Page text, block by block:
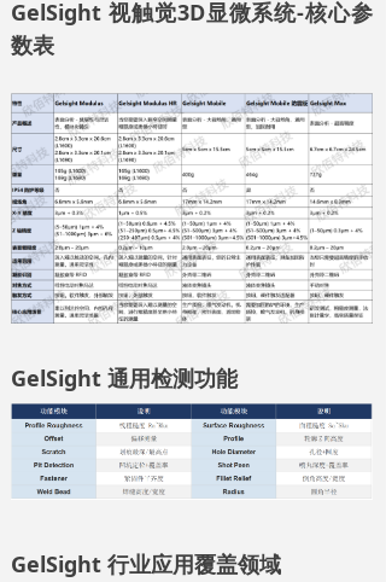
GelSight 视触觉3D显微系统-核心参
数表
GelSight 通用检测功能
GelSight 行业应用覆盖领域